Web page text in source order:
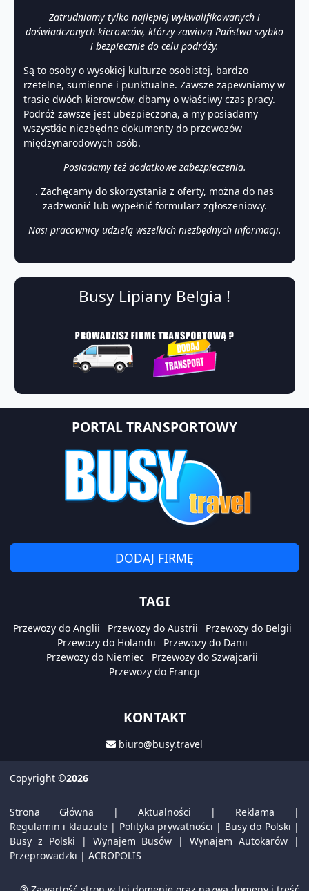
Zatrudniamy tylko najlepiej wykwalifikowanych i
doświadczonych kierowców, którzy zawiozą Państwa szybko
i bezpiecznie do celu podróży.
Są to osoby o wysokiej kulturze osobistej, bardzo
rzetelne, sumienne i punktualne. Zawsze zapewniamy w
trasie dwóch kierowców, dbamy o właściwy czas pracy.
Podróż zawsze jest ubezpieczona, a my posiadamy
wszystkie niezbędne dokumenty do przewozów
międzynarodowych osób.
Posiadamy też dodatkowe zabezpieczenia.
. Zachęcamy do skorzystania z oferty, można do nas
zadzwonić lub wypełnić formularz zgłoszeniowy.
Nasi pracownicy udzielą wszelkich niezbędnych informacji.
Busy Lipiany Belgia !
PORTAL TRANSPORTOWY
DODAJ FIRMĘ
TAGI
Przewozy do Anglii Przewozy do Austrii
Przewozy do Belgii
Przewozy do Holandii
Przewozy do Danii
Przewozy do Niemiec
Przewozy do Szwajcarii
Przewozy do Francji
KONTAKT
biuro@busy.travel
Copyright ©2026
Strona Główna | Aktualności | Reklama |
Regulamin i klauzule| Polityka prywatności | Busy do Polski |
Busy z Polski | Wynajem Busów |Wynajem Autokarów |
Przeprowadzki | ACROPOLIS